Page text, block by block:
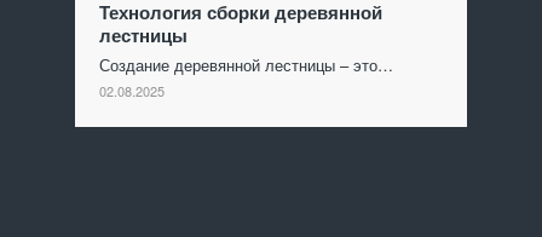
Технология сборки деревянной
лестницы
Создание деревянной лестницы – это…
02.08.2025